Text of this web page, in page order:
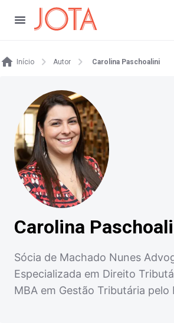
Início Autor Carolina Paschoalini
Carolina
Sócia de Machado Nunes
Especializada em Direito
MBA em Gestão Tributária pelo